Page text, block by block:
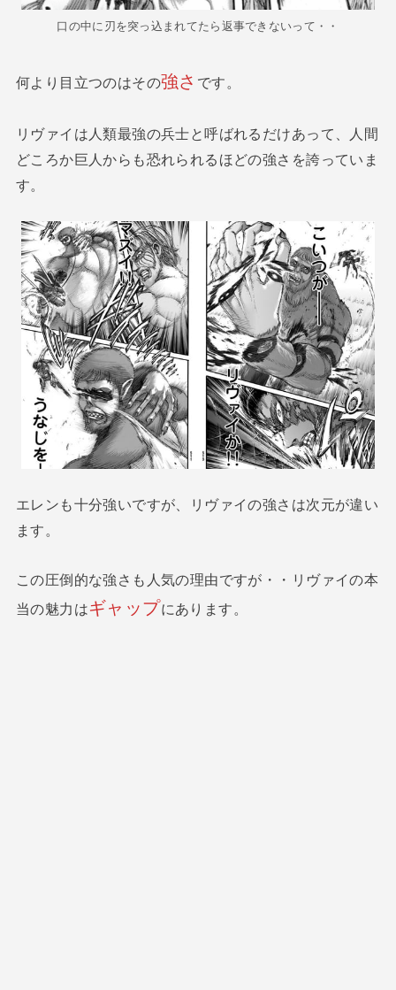
口の中に刃を突っ込まれてたら返事できないって・・
何より目立つのはその強さ です。
リヴァイは人類最強の兵士と呼ばれるだけあって、人間
どころか巨人からも恐れられるほどの強さを誇っていま
す。
エレンも十分強いですが、リヴァイの強さは次元が違い
ます。
この圧倒的な強さも人気の理由ですが・・リヴァイの本
当の魅力はギャップにあります。